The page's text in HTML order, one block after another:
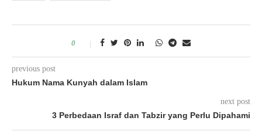
0
previous post
Hukum Nama Kunyah dalam Islam
next post
3 Perbedaan Israf dan Tabzir yang Perlu Dipahami